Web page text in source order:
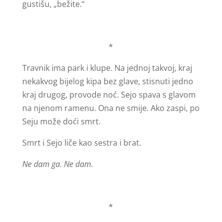
gustišu, „bežite.“
*
Travnik ima park i klupe. Na jednoj takvoj, kraj
nekakvog bijelog kipa bez glave, stisnuti jedno
kraj drugog, provode noć. Sejo spava s glavom
na njenom ramenu. Ona ne smije. Ako zaspi, po
Seju može doći smrt.
Smrt i Sejo liče kao sestra i brat.
Ne dam ga. Ne dam.
*